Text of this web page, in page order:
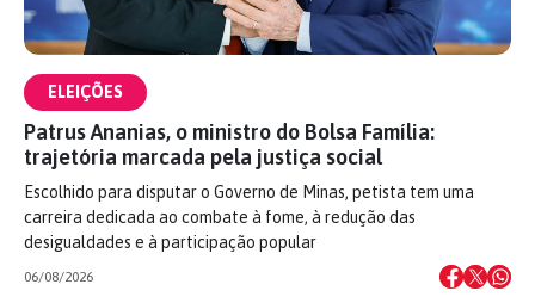
ELEIÇÕES
Patrus Ananias, o ministro do Bolsa Família:
trajetória marcada pela justiça social
Escolhido para disputar o Governo de Minas, petista tem uma
carreira dedicada ao combate à fome, à redução das
desigualdades e à participação popular
06/08/2026